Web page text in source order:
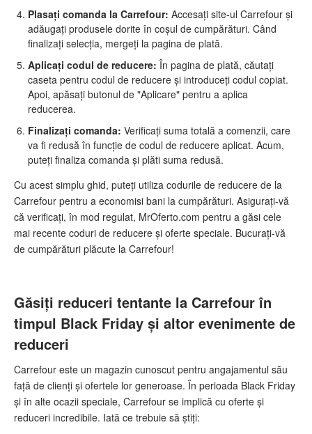
Plasați comanda la Carrefour: Accesați site-ul Carrefour și
adăugați produsele dorite în coșul de cumpărături. Când
finalizați selecția, mergeți la pagina de plată.
Aplicați codul de reducere: În pagina de plată, căutați
caseta pentru codul de reducere și introduceți codul copiat.
Apoi, apăsați butonul de "Aplicare" pentru a aplica
reducerea.
Finalizați comanda: Verificați suma totală a comenzii, care
va fi redusă în funcție de codul de reducere aplicat. Acum,
puteți finaliza comanda și plăti suma redusă.
Cu acest simplu ghid, puteți utiliza codurile de reducere de la
Carrefour pentru a economisi bani la cumpărături. Asigurați-vă
că verificați, în mod regulat, MrOferto.com pentru a găsi cele
mai recente coduri de reducere și oferte speciale. Bucurați-vă
de cumpărături plăcute la Carrefour!
Găsiți reduceri tentante la Carrefour în
timpul Black Friday și altor evenimente de
reduceri
Carrefour este un magazin cunoscut pentru angajamentul său
față de clienți și ofertele lor generoase. În perioada Black Friday
și în alte ocazii speciale, Carrefour se implică cu oferte și
reduceri incredibile. Iată ce trebuie să știți: